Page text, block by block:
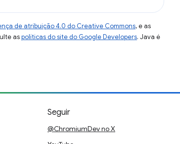
de atribuição 4.0 do Creative Commons, e as
aspolíticas do site do Google Developers. Java é
Seguir
@ChromiumDev no X